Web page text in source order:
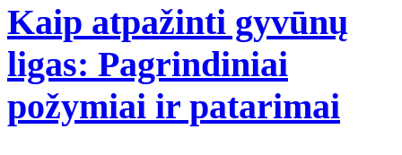
Kaip atpažinti gyvūnų
ligas: Pagrindiniai
požymiai ir patarimai